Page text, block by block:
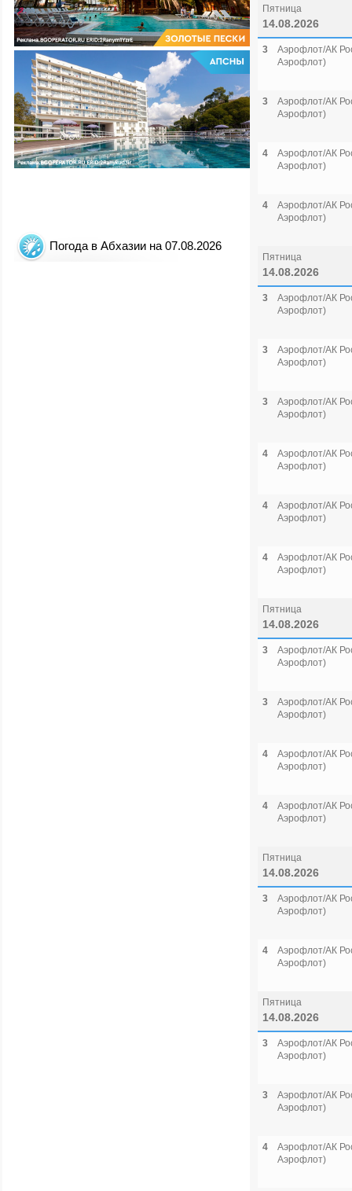
Погода в Абхазии на 07.08.2026
Пятница
14.08.2026
3
Аэрофлот/АК
Аэрофлот)
3
Аэрофлот/АК
Аэрофлот)
4
Аэрофлот/АК
Аэрофлот)
4
Аэрофлот/АК
Аэрофлот)
Пятница
14.08.2026
3
Аэрофлот/АК
Аэрофлот)
3
Аэрофлот/АК
Аэрофлот)
3
Аэрофлот/АК
Аэрофлот)
4
Аэрофлот/АК
Аэрофлот)
4
Аэрофлот/АК
Аэрофлот)
4
Аэрофлот/АК
Аэрофлот)
Пятница
14.08.2026
3
Аэрофлот/АК
Аэрофлот)
3
Аэрофлот/АК
Аэрофлот)
4
Аэрофлот/АК
Аэрофлот)
4
Аэрофлот/АК
Аэрофлот)
Пятница
14.08.2026
3
Аэрофлот/АК
Аэрофлот)
4
Аэрофлот/АК
Аэрофлот)
Пятница
14.08.2026
3
Аэрофлот/АК
Аэрофлот)
3
Аэрофлот/АК
Аэрофлот)
4
Аэрофлот/АК
Аэрофлот)